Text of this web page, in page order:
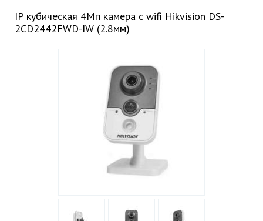
IP кубическая 4Мп камера c wifi Hikvision DS-
2CD2442FWD-IW (2.8мм)